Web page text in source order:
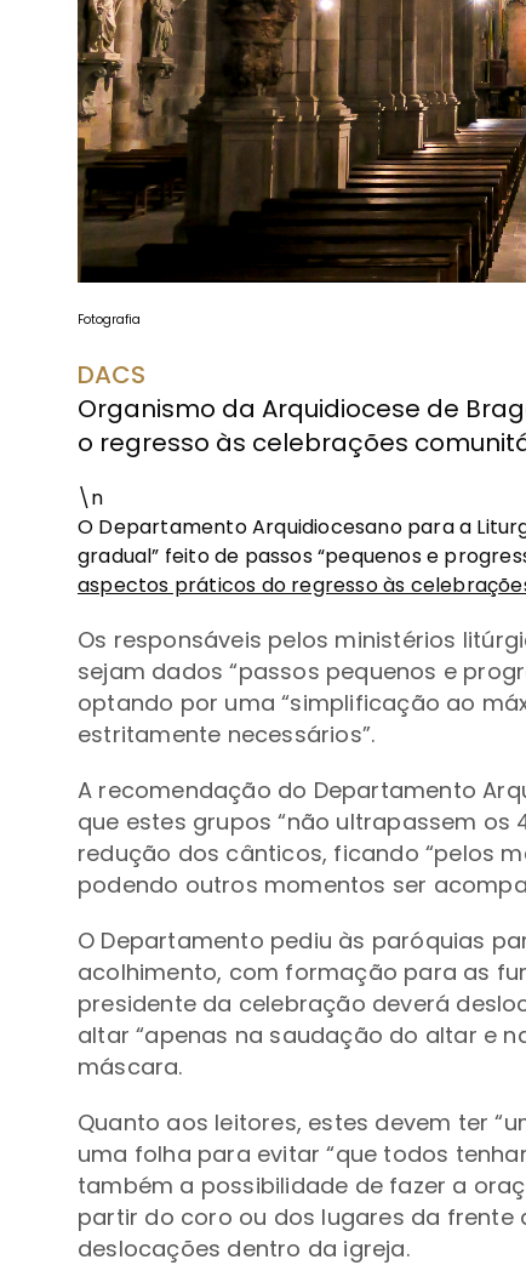
Fotografia
DACS
Organismo da Arquidiocese de
o regresso às celebrações
\n
O Departamento Arquidiocesano para a
gradual” feito de passos “pequenos e
aspectos práticos do regresso às
Os responsáveis pelos ministérios
sejam dados “passos pequenos e
optando por uma “simplificação ao
estritamente necessários”.
A recomendação do Departamento
que estes grupos “não ultrapassem os
redução dos cânticos, ficando “pelos
podendo outros momentos ser
O Departamento pediu às paróquias
acolhimento, com formação para as
presidente da celebração deverá
altar “apenas na saudação do altar e
máscara.
Quanto aos leitores, estes devem ter
uma folha para evitar “que todos
também a possibilidade de fazer a
partir do coro ou dos lugares da frente
deslocações dentro da igreja.